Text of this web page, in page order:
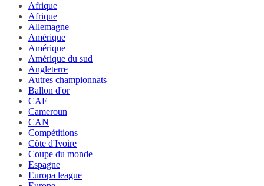
Afrique
Afrique
Allemagne
Amérique
Amérique
Amérique du sud
Angleterre
Autres championnats
Ballon d'or
CAF
Cameroun
CAN
Compétitions
Côte d'Ivoire
Coupe du monde
Espagne
Europa league